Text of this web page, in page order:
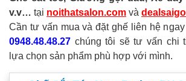
v.v… tại noithatsalon.com và
Cần tư vấn mua và đặt ghế liên hệ
0948.48.48.27 chúng tôi sẽ tư vấn chi
lựa chọn sản phẩm phù hợp với mình.